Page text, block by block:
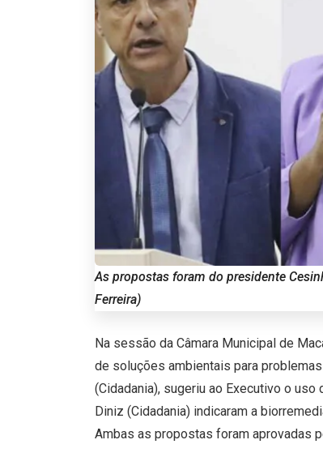
As propostas foram do presidente
Ferreira)
Na sessão da Câmara Municipal de
de soluções ambientais para
(Cidadania), sugeriu ao Executivo o uso
Diniz (Cidadania) indicaram a
Ambas as propostas foram aprovadas